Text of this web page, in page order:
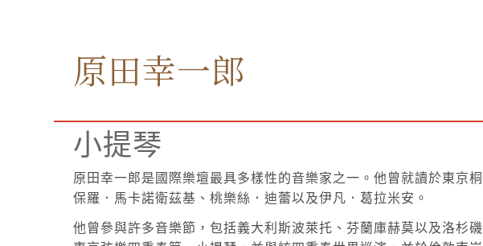
原田幸一郎
小提琴
原田幸一郎是國際樂壇最具多樣性的音樂家之一 。他曾就讀於東京
保羅．馬卡諾衛茲基、桃樂絲．迪蕾以及伊凡．葛拉米安。
他曾參與許多音樂節，包括義大利斯波萊托、芬蘭庫赫莫以及洛杉